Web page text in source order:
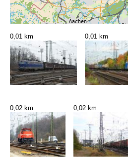
0,01 km 0,01 km
0,02 km 0,02 km